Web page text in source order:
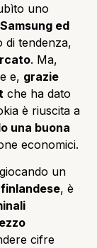
uno
Samsung ed
di tendenza,
. Ma,
e, grazie
che ha dato
è riuscita a
una buona
economici.
un
, è
cifre